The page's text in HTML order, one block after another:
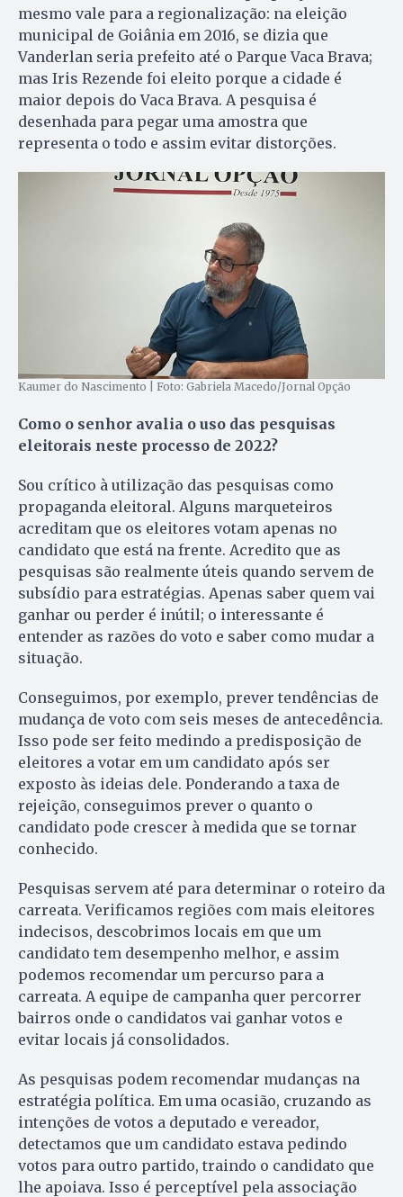
mesmo vale para a regionalização: na eleição
municipal de Goiânia em 2016, se dizia que
Vanderlan seria prefeito até o Parque Vaca Brava;
mas Iris Rezende foi eleito porque a cidade é
maior depois do Vaca Brava. A pesquisa é
desenhada para pegar uma amostra que
representa o todo e assim evitar distorções.
Kaumer do Nascimento | Foto: Gabriela Macedo/Jornal Opção
Como o senhor avalia o uso das pesquisas
eleitorais neste processo de 2022?
Sou crítico à utilização das pesquisas como
propaganda eleitoral. Alguns marqueteiros
acreditam que os eleitores votam apenas no
candidato que está na frente. Acredito que as
pesquisas são realmente úteis quando servem de
subsídio para estratégias. Apenas saber quem vai
ganhar ou perder é inútil; o interessante é
entender as razões do voto e saber como mudar a
situação.
Conseguimos, por exemplo, prever tendências de
mudança de voto com seis meses de antecedência.
Isso pode ser feito medindo a predisposição de
eleitores a votar em um candidato após ser
exposto às ideias dele. Ponderando a taxa de
rejeição, conseguimos prever o quanto o
candidato pode crescer à medida que se tornar
conhecido.
Pesquisas servem até para determinar o roteiro da
carreata. Verificamos regiões com mais eleitores
indecisos, descobrimos locais em que um
candidato tem desempenho melhor, e assim
podemos recomendar um percurso para a
carreata. A equipe de campanha quer percorrer
bairros onde o candidatos vai ganhar votos e
evitar locais já consolidados.
As pesquisas podem recomendar mudanças na
estratégia política. Em uma ocasião, cruzando as
intenções de votos a deputado e vereador,
detectamos que um candidato estava pedindo
votos para outro partido, traindo o candidato que
lhe apoiava. Isso é perceptível pela associação